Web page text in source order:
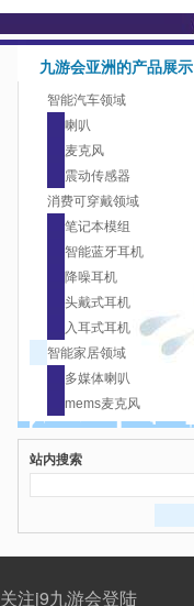
九游会亚洲的产品展示
智能汽车领域
喇叭
麦克风
震动传感器
消费可穿戴领域
笔记本模组
智能蓝牙耳机
降噪耳机
头戴式耳机
入耳式耳机
智能家居领域
多媒体喇叭
mems麦克风
站内搜索
关注j9九游会登陆